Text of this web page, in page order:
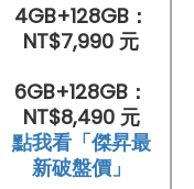
4GB+128GB：
NT$7,990 元
6GB+128GB：
NT$8,490 元
點我看「傑昇最
新破盤價」